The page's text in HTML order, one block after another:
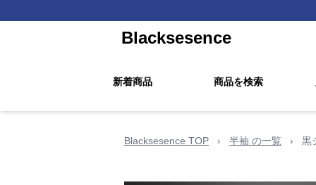
Blacksesence
新着商品 商品を検索
Blacksesence TOP › 半袖 の一覧 › 黒